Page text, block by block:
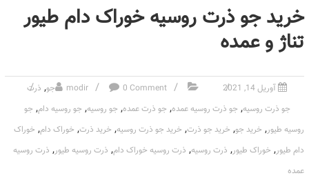
خرید جو ذرت روسیه خوراک دام طیور
تناژ و عمده
آوریل 14, 2021 modir 0 Comment جو, ذرت
جو ذرت روسیه, جو ذرت روسیه عمده, جو ذرت عمده, جو روسیه, جو روسیه دام, جو
روسیه طیور, خرید جو, خرید جو ذرت, خرید جو ذرت روسیه, خرید ذرت, خوراک دام, خوراک
دام طیور, خوراک طیور, ذرت روسیه, ذرت روسیه خوراک دام, ذرت روسیه طیور, ذرت روسیه
عمده